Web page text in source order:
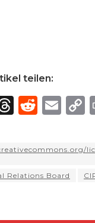
teilen:
T
re
d
R
d
t
E
ai
Relations Board